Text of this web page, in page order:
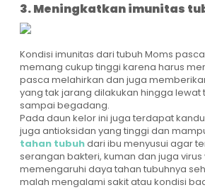
3. Meningkatkan imunitas
Kondisi imunitas dari tubuh Moms
memang cukup tinggi karena harus
pasca melahirkan dan juga
yang tak jarang dilakukan hingga
sampai begadang.
Pada daun kelor ini juga terdapat
juga antioksidan yang tinggi dan
tahan tubuhdari ibu menyusui agar
serangan bakteri, kuman dan juga
memengaruhi daya tahan tubuhnya
malah mengalami sakit atau kondisi